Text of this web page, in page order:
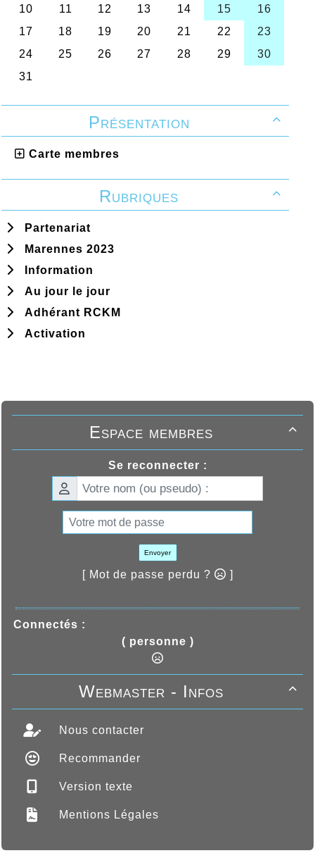

Présentation
Carte membres

Rubriques
Partenariat
Marennes 2023
Information
Au jour le jour
Adhérant RCKM
Activation

Espace membres
Se reconnecter :
Envoyer
[ Mot de passe perdu ? ]
Connectés :
( personne )

Webmaster - Infos
Nous contacter
Recommander
Version texte
Mentions Légales